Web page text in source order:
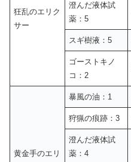
狂乱のエリク
サー
澄んだ液体試
薬：5
スギ樹液：5
ゴーストキノ
コ：2
黄金手のエリ
暴風の油：1
狩猟の痕跡：3
澄んだ液体試
薬：4